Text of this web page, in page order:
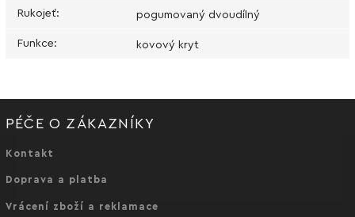
Rukojeť: pogumovaný dvoudílný
Funkce: kovový kryt
PÉČE O ZÁKAZNÍKY
Kontakt
Doprava a platba
Vrácení zboží a reklamace